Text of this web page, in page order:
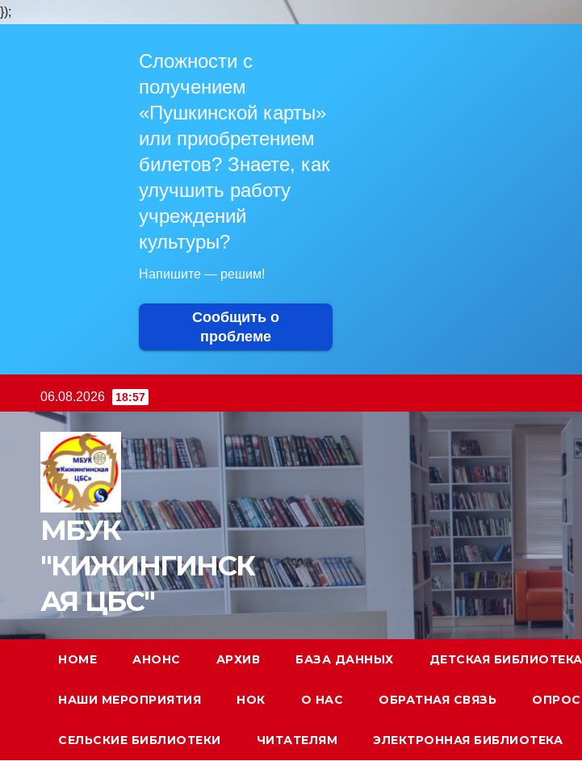
});
Сложности с
получением
«Пушкинской карты»
или приобретением
билетов? Знаете, как
улучшить работу
учреждений
культуры?
Напишите — решим!
Сообщить о
проблеме
к
содержимому
06.08.2026 18:57
МБУК
"КИЖИНГИНСК
АЯ ЦБС"
HOME АНОНС АРХИВ БАЗА ДАННЫХ ДЕТСКАЯ БИБЛИОТЕКА
НАШИ МЕРОПРИЯТИЯ НОК О НАС ОБРАТНАЯ СВЯЗЬ ОПРОС
СЕЛЬСКИЕ БИБЛИОТЕКИ ЧИТАТЕЛЯМ ЭЛЕКТРОННАЯ БИБЛИОТЕКА